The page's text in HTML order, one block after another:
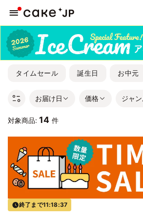
タイムセール 誕生日 お中元
お届け日 価格 ジャ
対象商品: 14 件
終了まで11:18:36